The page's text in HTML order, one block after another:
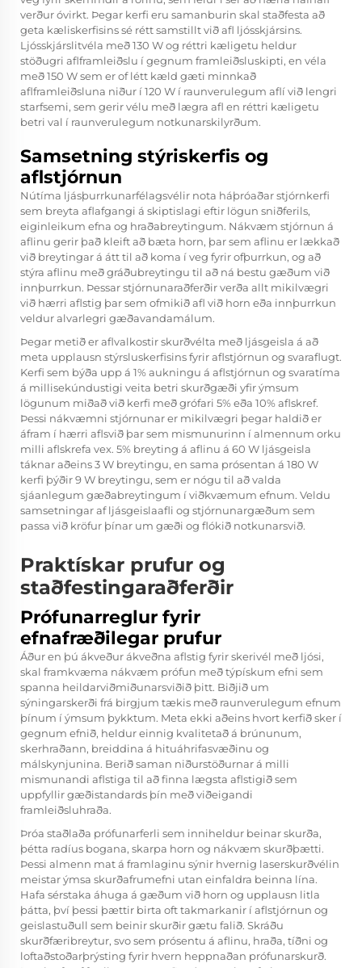
verður óvirkt. Þegar kerfi eru samanburin skal staðfesta að
geta kæliskerfisins sé rétt samstillt við afl ljósskjársins.
Ljósskjárslitvéla með 130 W og réttri kæligetu heldur
stöðugri aflframleiðslu í gegnum framleiðsluskipti, en véla
með 150 W sem er of létt kæld gæti minnkað
aflframleiðsluna niður í 120 W í raunverulegum aflí við lengri
starfsemi, sem gerir vélu með lægra afl en réttri kæligetu
betri val í raunverulegum notkunarskilyrðum.
Samsetning stýriskerfis og
aflstjórnun
Nútíma ljásþurrkunarfélagsvélir nota háþróaðar stjórnkerfi
sem breyta aflafgangi á skiptislagi eftir lögun sniðferils,
eiginleikum efna og hraðabreytingum. Nákvæm stjórnun á
aflinu gerir það kleift að bæta horn, þar sem aflinu er lækkað
við breytingar á átt til að koma í veg fyrir ofþurrkun, og að
stýra aflinu með gráðubreytingu til að ná bestu gæðum við
innþurrkun. Þessar stjórnunaraðferðir verða allt mikilvægri
við hærri aflstig þar sem ofmikið afl við horn eða innþurrkun
veldur alvarlegri gæðavandamálum.
Þegar metið er aflvalkostir skurðvélta með ljásgeisla á að
meta upplausn stýrsluskerfisins fyrir aflstjórnun og svaraflugt.
Kerfi sem býða upp á 1% aukningu á aflstjórnun og svaratíma
á millisekúndustigi veita betri skurðgæði yfir ýmsum
lögunum miðað við kerfi með grófari 5% eða 10% aflskref.
Þessi nákvæmni stjórnunar er mikilvægri þegar haldið er
áfram í hærri aflsvið þar sem mismunurinn í almennum orku
milli aflskrefa vex. 5% breyting á aflinu á 60 W ljásgeisla
táknar aðeins 3 W breytingu, en sama prósentan á 180 W
kerfi þýðir 9 W breytingu, sem er nógu til að valda
sjáanlegum gæðabreytingum í viðkvæmum efnum. Veldu
samsetningar af ljásgeislaafli og stjórnunargæðum sem
passa við kröfur þínar um gæði og flókið notkunarsvið.
Praktískar prufur og
staðfestingaraðferðir
Prófunarreglur fyrir
efnafræðilegar prufur
Áður en þú ákveður ákveðna aflstig fyrir skerivél með ljósi,
skal framkvæma nákvæm prófun með týpískum efni sem
spanna heildarviðmiðunarsviðið þitt. Biðjið um
sýningarskerði frá birgjum tækis með raunverulegum efnum
þínum í ýmsum þykktum. Meta ekki aðeins hvort kerfið sker í
gegnum efnið, heldur einnig kvalitetað á brúnunum,
skerhraðann, breiddina á hituáhrifasvæðinu og
málskynjunina. Berið saman niðurstöðurnar á milli
mismunandi aflstiga til að finna lægsta aflstigið sem
uppfyllir gæðistandards þín með viðeigandi
framleiðsluhraða.
Þróa staðlaða prófunarferli sem inniheldur beinar skurða,
þétta radíus bogana, skarpa horn og nákvæm skurðþætti.
Þessi almenn mat á framlaginu sýnir hvernig laserskurðvélin
meistar ýmsa skurðafrumefni utan einfaldra beinna lína.
Hafa sérstaka áhuga á gæðum við horn og upplausn litla
þátta, því þessi þættir birta oft takmarkanir í aflstjórnun og
geislastuðull sem beinir skurðir gætu falið. Skráðu
skurðfæribreytur, svo sem prósentu á aflinu, hraða, tíðni og
loftaðstoðarþrýsting fyrir hvern heppnaðan prófunarskurð.